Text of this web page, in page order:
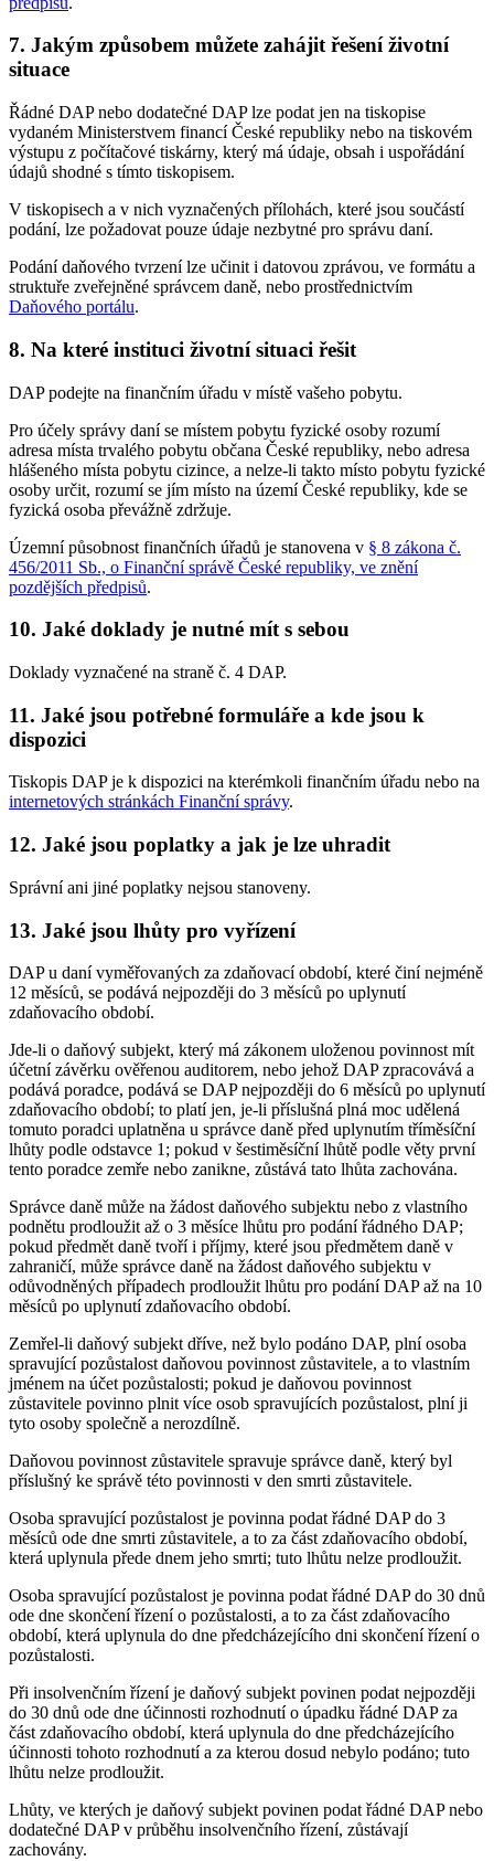
7. Jakým způsobem můžete zahájit řešení životní
situace
Řádné DAP nebo dodatečné DAP lze podat jen na tiskopise
vydaném Ministerstvem financí České republiky nebo na tiskovém
výstupu z počítačové tiskárny, který má údaje, obsah i uspořádání
údajů shodné s tímto tiskopisem.
V tiskopisech a v nich vyznačených přílohách, které jsou součástí
podání, lze požadovat pouze údaje nezbytné pro správu daní.
Podání daňového tvrzení lze učinit i datovou zprávou, ve formátu a
struktuře zveřejněné správcem daně, nebo prostřednictvím
Daňového portálu.
8. Na které instituci životní situaci řešit
DAP podejte na finančním úřadu v místě vašeho pobytu.
Pro účely správy daní se místem pobytu fyzické osoby rozumí
adresa místa trvalého pobytu občana České republiky, nebo adresa
hlášeného místa pobytu cizince, a nelze-li takto místo pobytu fyzické
osoby určit, rozumí se jím místo na území České republiky, kde se
fyzická osoba převážně zdržuje.
Územní působnost finančních úřadů je stanovena v § 8 zákona č.
456/2011 Sb., o Finanční správě České republiky, ve znění
pozdějších předpisů.
10. Jaké doklady je nutné mít s sebou
Doklady vyznačené na straně č. 4 DAP.
11. Jaké jsou potřebné formuláře a kde jsou k
dispozici
Tiskopis DAP je k dispozici na kterémkoli finančním úřadu nebo na
internetových stránkách Finanční správy.
12. Jaké jsou poplatky a jak je lze uhradit
Správní ani jiné poplatky nejsou stanoveny.
13. Jaké jsou lhůty pro vyřízení
DAP u daní vyměřovaných za zdaňovací období, které činí nejméně
12 měsíců, se podává nejpozději do 3 měsíců po uplynutí
zdaňovacího období.
Jde-li o daňový subjekt, který má zákonem uloženou povinnost mít
účetní závěrku ověřenou auditorem, nebo jehož DAP zpracovává a
podává poradce, podává se DAP nejpozději do 6 měsíců po uplynutí
zdaňovacího období; to platí jen, je-li příslušná plná moc udělená
tomuto poradci uplatněna u správce daně před uplynutím tříměsíční
lhůty podle odstavce 1; pokud v šestiměsíční lhůtě podle věty první
tento poradce zemře nebo zanikne, zůstává tato lhůta zachována.
Správce daně může na žádost daňového subjektu nebo z vlastního
podnětu prodloužit až o 3 měsíce lhůtu pro podání řádného DAP;
pokud předmět daně tvoří i příjmy, které jsou předmětem daně v
zahraničí, může správce daně na žádost daňového subjektu v
odůvodněných případech prodloužit lhůtu pro podání DAP až na 10
měsíců po uplynutí zdaňovacího období.
Zemřel-li daňový subjekt dříve, než bylo podáno DAP, plní osoba
spravující pozůstalost daňovou povinnost zůstavitele, a to vlastním
jménem na účet pozůstalosti; pokud je daňovou povinnost
zůstavitele povinno plnit více osob spravujících pozůstalost, plní ji
tyto osoby společně a nerozdílně.
Daňovou povinnost zůstavitele spravuje správce daně, který byl
příslušný ke správě této povinnosti v den smrti zůstavitele.
Osoba spravující pozůstalost je povinna podat řádné DAP do 3
měsíců ode dne smrti zůstavitele, a to za část zdaňovacího období,
která uplynula přede dnem jeho smrti; tuto lhůtu nelze prodloužit.
Osoba spravující pozůstalost je povinna podat řádné DAP do 30 dnů
ode dne skončení řízení o pozůstalosti, a to za část zdaňovacího
období, která uplynula do dne předcházejícího dni skončení řízení o
pozůstalosti.
Při insolvenčním řízení je daňový subjekt povinen podat nejpozději
do 30 dnů ode dne účinnosti rozhodnutí o úpadku řádné DAP za
část zdaňovacího období, která uplynula do dne předcházejícího
účinnosti tohoto rozhodnutí a za kterou dosud nebylo podáno; tuto
lhůtu nelze prodloužit.
Lhůty, ve kterých je daňový subjekt povinen podat řádné DAP nebo
dodatečné DAP v průběhu insolvenčního řízení, zůstávají
zachovány.